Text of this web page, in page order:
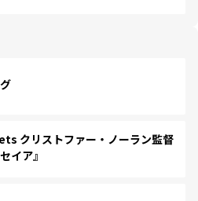
クリストファー・ノーラン監督
イア』